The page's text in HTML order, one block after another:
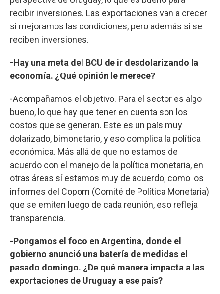
recibir inversiones. Las exportaciones van a crecer
si mejoramos las condiciones, pero además si se
reciben inversiones.
-Hay una meta del BCU de ir desdolarizando la
economía. ¿Qué opinión le merece?
-Acompañamos el objetivo. Para el sector es algo
bueno, lo que hay que tener en cuenta son los
costos que se generan. Este es un país muy
dolarizado, bimonetario, y eso complica la política
económica. Más allá de que no estamos de
acuerdo con el manejo de la política monetaria, en
otras áreas sí estamos muy de acuerdo, como los
informes del Copom (Comité de Política Monetaria)
que se emiten luego de cada reunión, eso refleja
transparencia.
-Pongamos el foco en Argentina, donde el
gobierno anunció una batería de medidas el
pasado domingo. ¿De qué manera impacta a las
exportaciones de Uruguay a ese país?